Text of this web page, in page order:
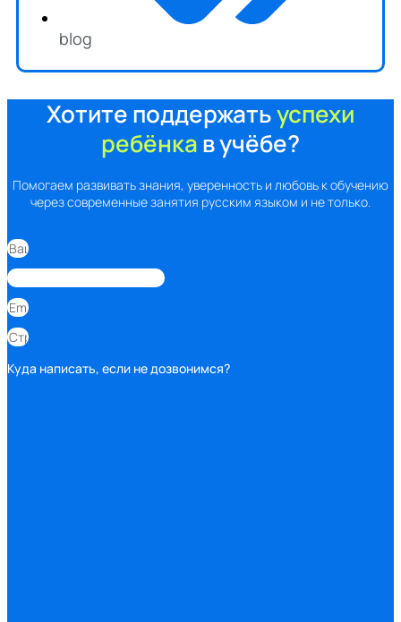
blog
Хотите поддержатьуспехи
ребёнкав учёбе?
Помогаем развивать знания, уверенность и любовь к обучению
через современные занятия русским языком и не только.
Куда написать, если не дозвонимся?